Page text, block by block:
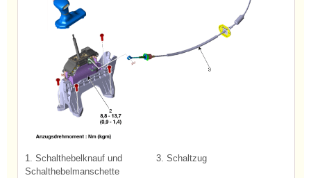
1. Schalthebelknauf und
Schalthebelmanschette
3. Schaltzug